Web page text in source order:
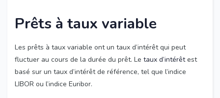
Prêts à taux variable
Les prêts à taux variable ont un taux d’intérêt qui peut
fluctuer au cours de la durée du prêt. Le taux d’intérêtest
basé sur un taux d’intérêt de référence, tel que l’indice
LIBOR ou l’indice Euribor.